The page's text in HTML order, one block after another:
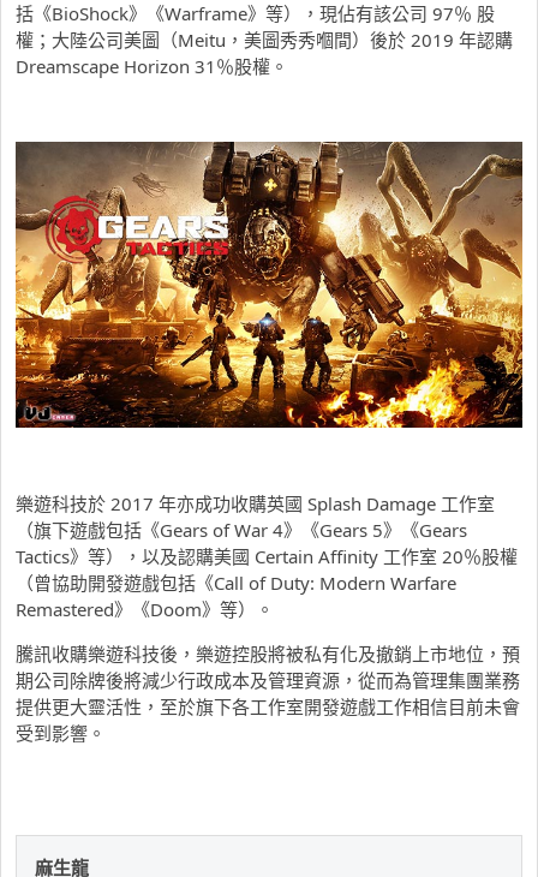
括《BioShock》《Warframe》等），現佔有該公司 97％ 股
權；大陸公司美圖（Meitu，美圖秀秀嗰間）後於 2019 年認購
Dreamscape Horizo​​n 31％股權。
樂遊科技於 2017 年亦成功收購英國 Splash Damage 工作室
（旗下遊戲包括《Gears of War 4》《Gears 5》《Gears
Tactics》等），以及認購美國 Certain Affinity 工作室 20％股權
（曾協助開發遊戲包括《Call of Duty: Modern Warfare
Remastered》《Doom》等）。
騰訊收購樂遊科技後，樂遊控股將被私有化及撤銷上市地位，預
期公司除牌後將減少行政成本及管理資源，從而為管理集團業務
提供更大靈活性，至於旗下各工作室開發遊戲工作相信目前未會
受到影響。
麻生龍